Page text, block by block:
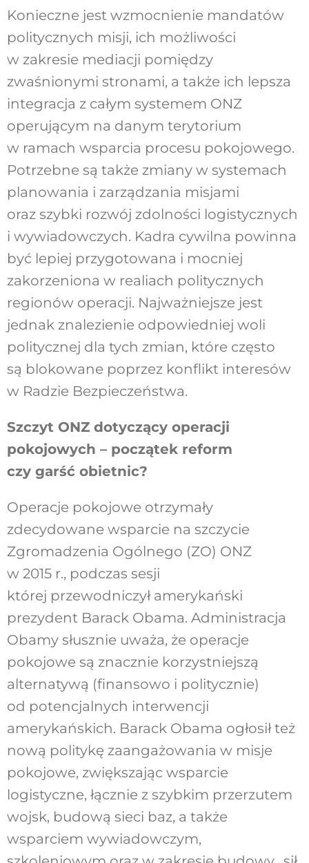
Konieczne jest wzmocnienie mandatów
politycznych misji, ich możliwości
w zakresie mediacji pomiędzy
zwaśnionymi stronami, a także ich lepsza
integracja z całym systemem ONZ
operującym na danym terytorium
w ramach wsparcia procesu pokojowego.
Potrzebne są także zmiany w systemach
planowania i zarządzania misjami
oraz szybki rozwój zdolności logistycznych
i wywiadowczych. Kadra cywilna powinna
być lepiej przygotowana i mocniej
zakorzeniona w realiach politycznych
regionów operacji. Najważniejsze jest
jednak znalezienie odpowiedniej woli
politycznej dla tych zmian, które często
są blokowane poprzez konflikt interesów
w Radzie Bezpieczeństwa.
Szczyt ONZ dotyczący operacji
pokojowych – początek reform
czy garść obietnic?
Operacje pokojowe otrzymały
zdecydowane wsparcie na szczycie
Zgromadzenia Ogólnego (ZO) ONZ
w 2015 r., podczas sesji
której przewodniczył amerykański
prezydent Barack Obama. Administracja
Obamy słusznie uważa, że operacje
pokojowe są znacznie korzystniejszą
alternatywą (finansowo i politycznie)
od potencjalnych interwencji
amerykańskich. Barack Obama ogłosił też
nową politykę zaangażowania w misje
pokojowe, zwiększając wsparcie
logistyczne, łącznie z szybkim przerzutem
wojsk, budową sieci baz, a także
wsparciem wywiadowczym,